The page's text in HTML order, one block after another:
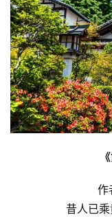
作
昔人已乘